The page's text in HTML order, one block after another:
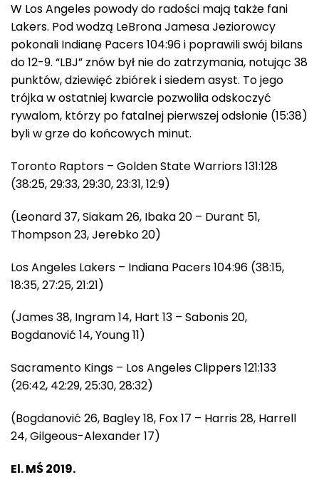
W Los Angeles powody do radości mają także fani
Lakers. Pod wodzą LeBrona Jamesa Jeziorowcy
pokonali Indianę Pacers 104:96 i poprawili swój bilans
do 12-9. “LBJ” znów był nie do zatrzymania, notując 38
punktów, dziewięć zbiórek i siedem asyst. To jego
trójka w ostatniej kwarcie pozwoliła odskoczyć
rywalom, którzy po fatalnej pierwszej odsłonie (15:38)
byli w grze do końcowych minut.
Toronto Raptors – Golden State Warriors 131:128
(38:25, 29:33, 29:30, 23:31, 12:9)
(Leonard 37, Siakam 26, Ibaka 20 – Durant 51,
Thompson 23, Jerebko 20)
Los Angeles Lakers – Indiana Pacers 104:96 (38:15,
18:35, 27:25, 21:21)
(James 38, Ingram 14, Hart 13 – Sabonis 20,
Bogdanović 14, Young 11)
Sacramento Kings – Los Angeles Clippers 121:133
(26:42, 42:29, 25:30, 28:32)
(Bogdanović 26, Bagley 18, Fox 17 – Harris 28, Harrell
24, Gilgeous-Alexander 17)
El. MŚ 2019.